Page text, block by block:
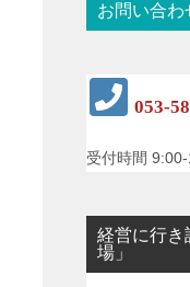
お問い合わ
053-
受付時間
経営に行き
場」